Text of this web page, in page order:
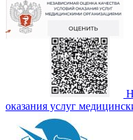
оказания услуг